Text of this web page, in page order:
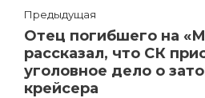
Предыдущая
Отец погибшего на
рассказал, что СК
уголовное дело о
крейсера